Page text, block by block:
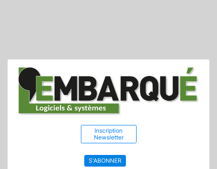
Inscription
Newsletter
S'ABONNER